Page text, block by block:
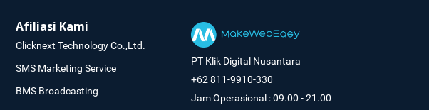
Afiliasi Kami
Clicknext Technology Co.,Ltd.
SMS Marketing Service
BMS Broadcasting
PT Klik Digital Nusantara
+62 811-9910-330
Jam Operasional : 09.00 - 21.00